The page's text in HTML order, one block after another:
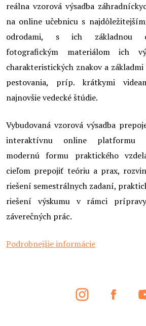
reálna vzorová výsadba
na online učebnicu s
odrodami, s ich základnou
fotografickým materiálom ich
charakteristických znakov a
pestovania, príp. krátkymi
najnovšie vedecké štúdie.
Vybudovaná vzorová výsadba
interaktívnu online platformu
modernú formu praktického
cieľom prepojiť teóriu a prax,
riešení semestrálnych zadaní,
riešení výskumu v rámci
záverečných prác.
Podrobnejšie informácie